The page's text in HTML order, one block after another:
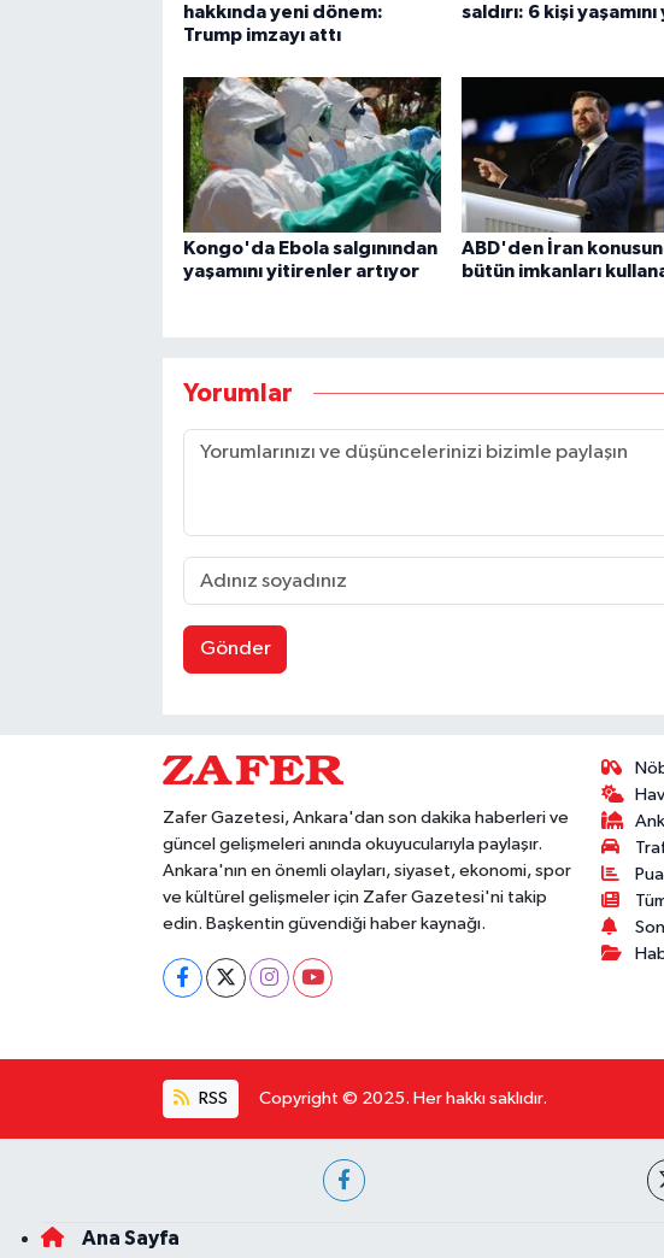
hakkında yeni dönem:
Trump imzayı attı
saldırı: 6 kişi
Kongo'da Ebola salgınından
yaşamını yitirenler artıyor
ABD'den İran
bütün imkanları
Yorumlar
Gönder
Zafer Gazetesi, Ankara'dan son dakika haberleri ve
güncel gelişmeleri anında okuyucularıyla paylaşır.
Ankara'nın en önemli olayları, siyaset, ekonomi, spor
ve kültürel gelişmeler için Zafer Gazetesi'ni takip
edin. Başkentin güvendiği haber kaynağı.
RSS Copyright © 2025. Her hakkı saklıdır.
Ana Sayfa